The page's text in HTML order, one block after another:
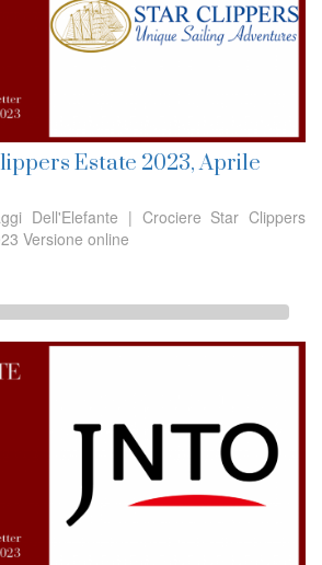
Estate 2023, Aprile
Dell'Elefante | Crociere Star Clippers
Versione online